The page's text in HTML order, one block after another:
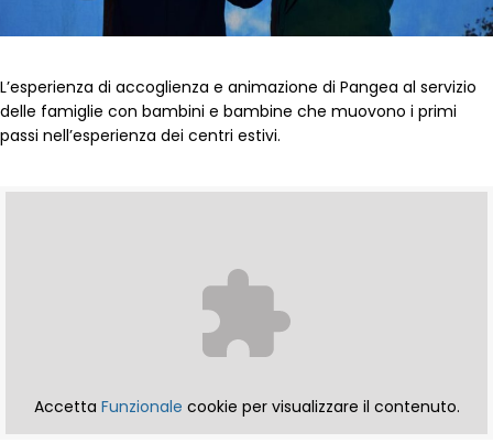
L’esperienza di accoglienza e animazione di Pangea al servizio
delle famiglie con bambini e bambine che muovono i primi
passi nell’esperienza dei centri estivi.
Accetta Funzionale cookie per visualizzare il contenuto.